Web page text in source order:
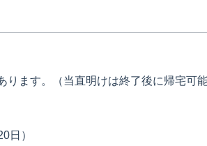
ります。（当直明けは終了後に帰宅可
日）